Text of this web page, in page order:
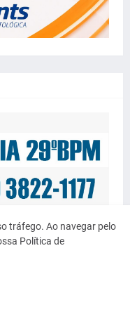
tráfego. Ao navegar pelo
Política de